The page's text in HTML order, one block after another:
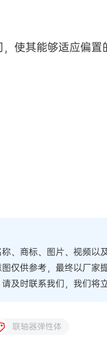
使其能够适应偏置
、商标、图片、视频以
仅供参考，最终以厂家
及时联系我们，我们将
联轴器弹性体